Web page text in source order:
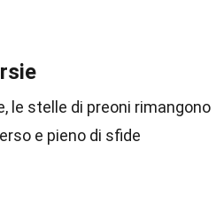
le stelle di preoni rimangono
e pieno di sfide